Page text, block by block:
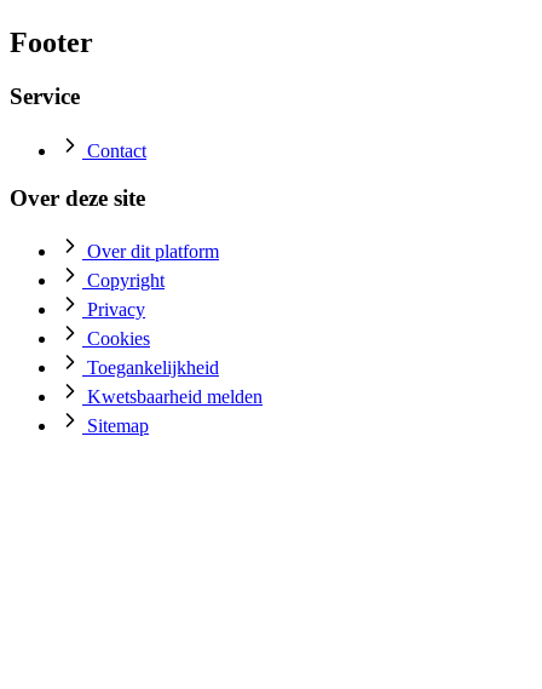
Footer
Service
Contact
Over deze site
Over dit platform
Copyright
Privacy
Cookies
Toegankelijkheid
Kwetsbaarheid melden
Sitemap